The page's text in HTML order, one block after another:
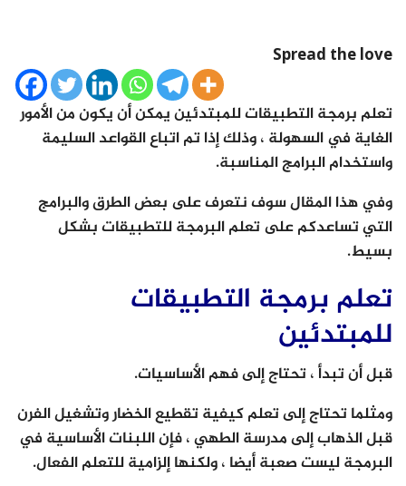
Spread the love
تعلم برمجة التطبيقات للمبتدئين يمكن أن يكون من الأمور
الغاية في السهولة ، وذلك إذا تم اتباع القواعد السليمة
واستخدام البرامج المناسبة.
وفي هذا المقال سوف نتعرف على بعض الطرق والبرامج
التي تساعدكم على تعلم البرمجة للتطبيقات بشكل
بسيط.
تعلم برمجة التطبيقات
للمبتدئين
قبل أن تبدأ ، تحتاج إلى فهم الأساسيات.
ومثلما تحتاج إلى تعلم كيفية تقطيع الخضار وتشغيل الفرن
قبل الذهاب إلى مدرسة الطهي ، فإن اللبنات الأساسية في
البرمجة ليست صعبة أيضا ، ولكنها إلزامية للتعلم الفعال.